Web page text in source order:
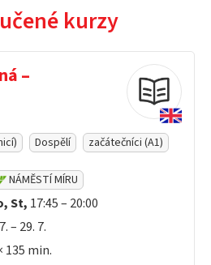
kurzy
–
Dospělí začátečníci (A1)
NÁMĚSTÍ MÍRU
St, 17:45 – 20:00
– 29. 7.
135 min.